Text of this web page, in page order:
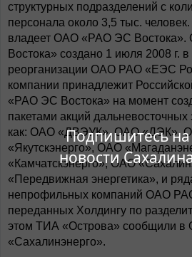
Подпишитесь на
новости
структурных подразделений с
персонала около 3,5 тыс.
владеет ОАО «РАО ЭС
Востока» создано 1 июля 2008 г. в
реорганизации ОАО РАО «ЕЭС
компании принадлежит
«РАО ЭС Востока» на момент
пакетами акций дальневосточных
как: ОАО «ДВЭУК», ОАО «ДЭК»,
«Якутскэнерго», ОАО
«Камчатскэнерго», ОАО
«Передвижная энергетика», и
непрофильных компаний ОАО
переданных Холдингу по
этом ТИА «Острова» сообщили
«Сахалинэнерго».